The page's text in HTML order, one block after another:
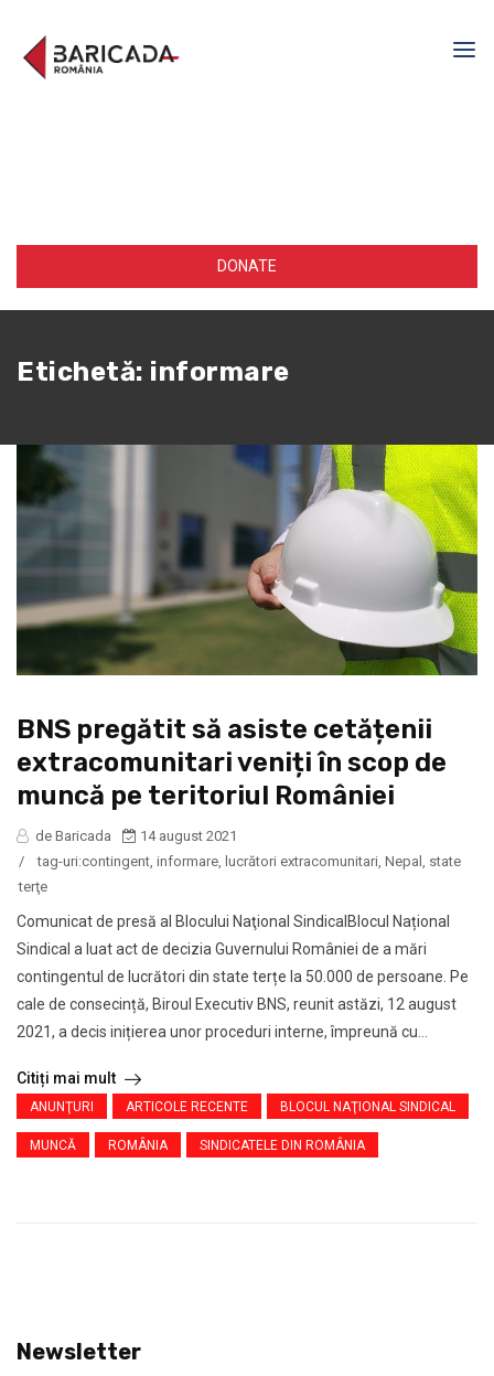
DONATE
Etichetă: informare
BNS pregătit să asiste cetățenii
extracomunitari veniți în scop de
muncă pe teritoriul României
de Baricada
14 august 2021
/
tag-uri:contingent, informare, lucrători extracomunitari, Nepal , state
terţe
Comunicat de presă al Blocului Naţional SindicalBlocul Național
Sindical a luat act de decizia Guvernului României de a mări
contingentul de lucrători din state terțe la 50.000 de persoane. Pe
cale de consecință, Biroul Executiv BNS, reunit astăzi, 12 august
2021, a decis inițierea unor proceduri interne, împreună cu...
Citiți mai mult
ANUNŢURI ARTICOLE RECENTE BLOCUL NAŢIONAL SINDICAL
MUNCĂ ROMÂNIA SINDICATELE DIN ROMÂNIA
Newsletter